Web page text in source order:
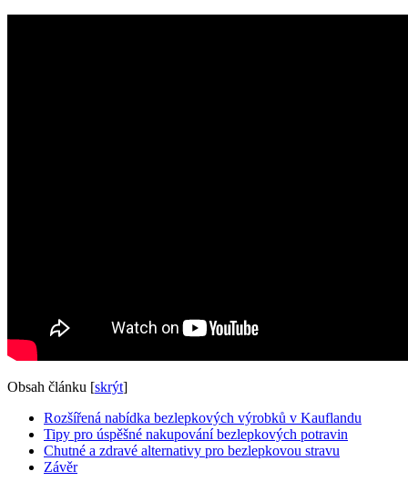
Obsah článku [skrýt]
Rozšířená nabídka bezlepkových výrobků v Kauflandu
Tipy pro úspěšné nakupování bezlepkových potravin
Chutné a zdravé alternativy pro bezlepkovou stravu
Závěr